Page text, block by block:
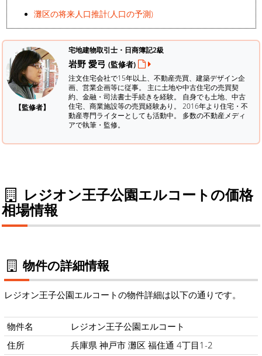
灘区の将来人口推計(人口の予測)
【監修者】
宅地建物取引士・日商簿記2級
岩野 愛弓 (監修者)
注文住宅会社で15年以上、不動産売買、建築デザイン企
画、営業企画等に従事。 主に土地や中古住宅の売買契
約、金融・司法書士手続きを経験。 自身でも土地、中古
住宅、商業施設等の売買経験あり。 2016年より住宅・不
動産専門ライターとしても活動中。 多数の不動産メディ
アで執筆・監修。
レジオン王子公園エルコートの価格
相場情報
物件の詳細情報
レジオン王子公園エルコートの物件詳細は以下の通りです。
物件名
レジオン王子公園エルコート
住所
兵庫県 神戸市 灘区 福住通 4丁目1-2